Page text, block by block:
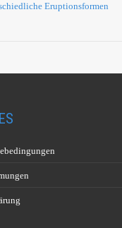
Eruptionsformen